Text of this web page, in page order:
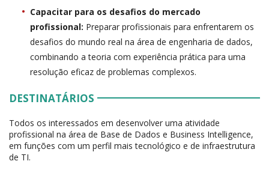
Capacitar para os desafios do mercado
profissional: Preparar profissionais para enfrentarem os
desafios do mundo real na área de engenharia de dados,
combinando a teoria com experiência prática para uma
resolução eficaz de problemas complexos.
DESTINATÁRIOS
Todos os interessados em desenvolver uma atividade
profissional na área de Base de Dados e Business Intelligence,
em funções com um perfil mais tecnológico e de infraestrutura
de TI.